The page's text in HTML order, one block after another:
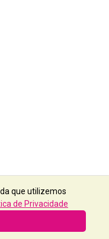
que utilizemos
de Privacidade